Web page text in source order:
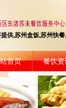
供,苏州盒饭,苏州快
首页 餐饮资